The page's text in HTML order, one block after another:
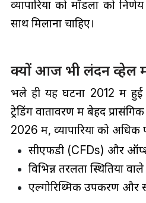
व्यापारियों को मॉडलों को
साथ मिलाना चाहिए।
क्यों आज भी लंदन व्हेल
भले ही यह घटना 2012 में
ट्रेडिंग वातावरण में बेहद
2026 में, व्यापारियों को अधिक
सीएफडी (CFDs) और
विभिन्न तरलता स्थितियों
एल्गोरिथ्मिक उपकरण और